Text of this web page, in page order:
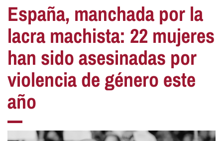
España, manchada por la
lacra machista: 22 mujeres
han sido asesinadas por
violencia de género este
año